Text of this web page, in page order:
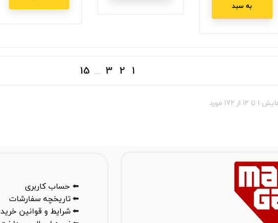
به سبد
1
2
3
…
15
تا 12 از 172 مورد
⬅️ حساب کاربری
⬅️تاریخچه سفارشات
⬅️شرایط و قوانین خرید